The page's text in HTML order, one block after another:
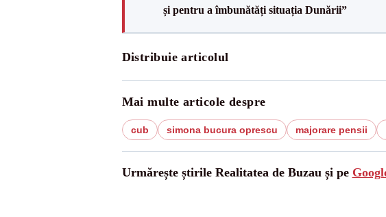
și pentru a îmbunătăți situația Dunării”
Distribuie articolul
Mai multe articole despre
cub simona bucura oprescu majorare pensii
Urmărește știrile Realitatea de Buzau și pe